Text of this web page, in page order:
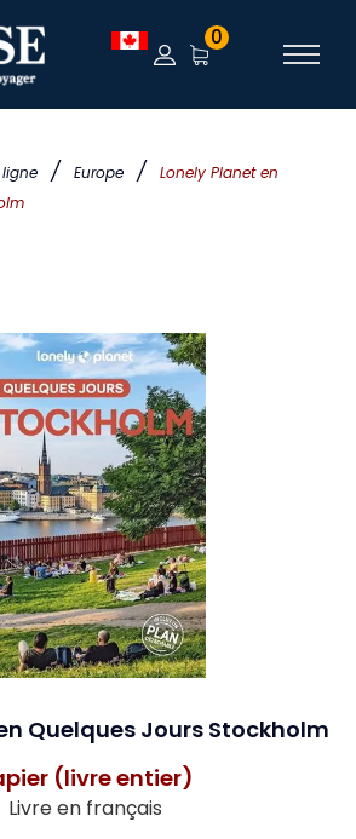
/ Europe /
Lonely Planet en
0
Quelques Jours Stockholm
(livre entier)
Livre en français